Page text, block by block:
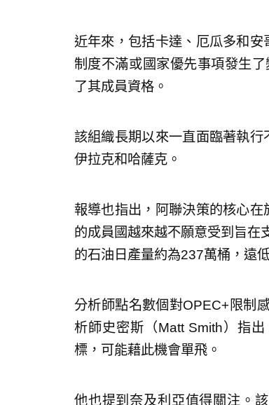
近年來，包括卡達、厄瓜多和
制度不滿或國家優先事項發生
了其成員資格。
該組織長期以來一直面臨著執
伊拉克和哈薩克。
報導也指出，阿聯決策的核心
的成員國越來越不願意受到旨在
的石油日產量約為237萬桶，遠
分析師點名數個對OPEC+限制
析師史密斯（Matt Smith）指
標，可能藉此機會單飛。
他也提到奈及利亞值得關注。